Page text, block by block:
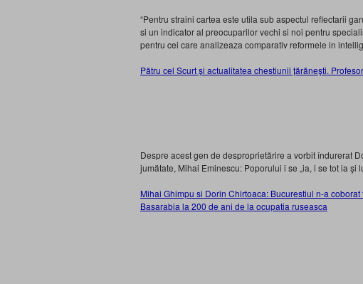
“Pentru straini cartea este utila sub aspectul reflectarii
si un indicator al preocuparilor vechi si noi pentru
pentru cei care analizeaza comparativ reformele in
Pătru cel Scurt şi actualitatea chestiunii ţărăneşti.
Despre acest gen de desproprietărire a vorbit îndurerat
jumătate, Mihai Eminescu: Poporului i se „ia, i se tot ia şi
Mihai Ghimpu si Dorin Chirtoaca: Bucurestiul n-a
Basarabia la 200 de ani de la ocupatia ruseasca